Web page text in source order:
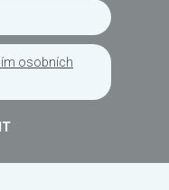
osobních